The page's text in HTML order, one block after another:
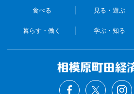
食べる 見る・遊ぶ
暮らす・働く 学ぶ・知る